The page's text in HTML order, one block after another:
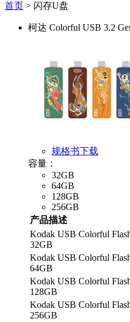
首页 > 闪存U盘
柯达 Colorful USB 3.2
规格书下载
容量：
32GB
64GB
128GB
256GB
产品描述
Kodak USB Colorful
32GB
Kodak USB Colorful
64GB
Kodak USB Colorful
128GB
Kodak USB Colorful
256GB